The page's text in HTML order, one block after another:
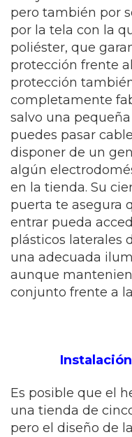
pero también por
por la tela con la
poliéster, que
protección frente
protección
completamente
salvo una
puedes pasar
disponer de un
algún
en la tienda. Su
puerta te asegura
entrar pueda
plásticos laterales
una adecuada
aunque
conjunto frente a
Es posible que el
una tienda de
pero el diseño de